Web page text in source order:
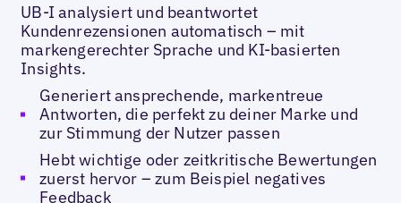
UB-I analysiert und beantwortet
Kundenrezensionen automatisch – mit
markengerechter Sprache und KI-basierten
Insights.
Generiert ansprechende, markentreue
Antworten, die perfekt zu deiner Marke und
zur Stimmung der Nutzer passen
Hebt wichtige oder zeitkritische Bewertungen
zuerst hervor – zum Beispiel negatives
Feedback